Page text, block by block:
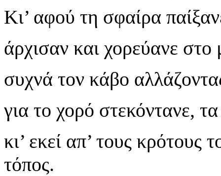
Κι’ αφού τη σφαίρα
άρχισαν και χορεύανε
συχνά τον κάβο
για το χορό στεκόντανε,
κι’ εκεί απ’ τους κρότους
τόπος.